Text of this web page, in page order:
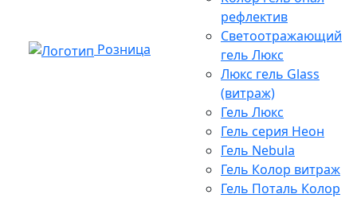
Розница
рефлектив
Светоотражающий
гель Люкс
Люкс гель Glass
(витраж)
Гель Люкс
Гель серия Неон
Гель Nebula
Гель Колор витраж
Гель Поталь Колор